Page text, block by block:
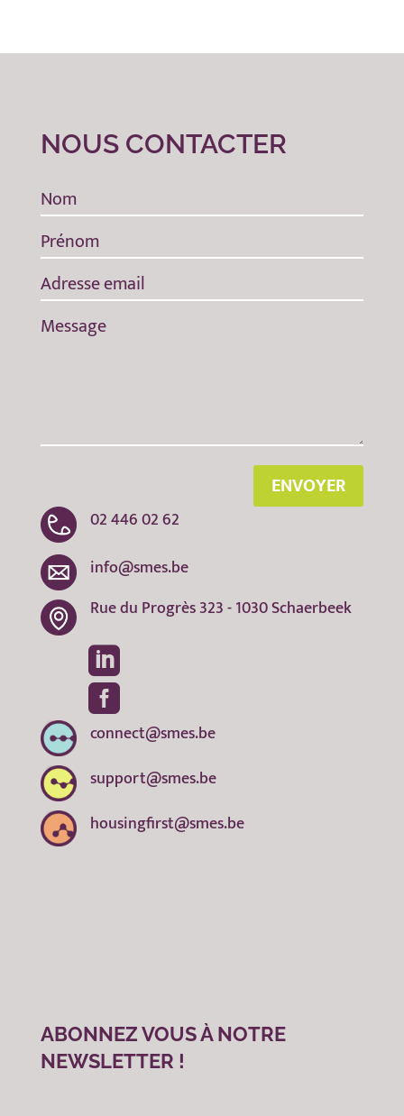
NOUS CONTACTER
ENVOYER
02 446 02 62
info@smes.be
Rue du Progrès 323 - 1030 Schaerbeek


connect@smes.be
support@smes.be
housingfirst@smes.be
ABONNEZ VOUS À NOTRE
NEWSLETTER !